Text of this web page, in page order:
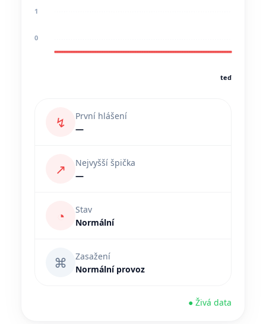
1
0
teď
↯
První hlášení
—
↗
Nejvyšší špička
—
◔
Stav
Normální
⌘
Zasažení
Normální provoz
● Živá data